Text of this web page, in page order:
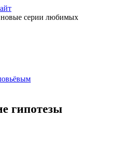
новые серии любимых
гипотезы